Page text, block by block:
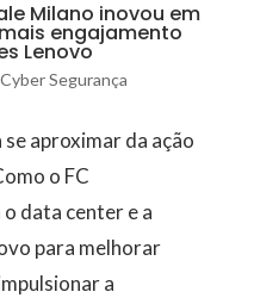
Milano inovou em
engajamento
Lenovo
Cyber Segurança
aproximar da ação
o FC
data center e a
para melhorar
a